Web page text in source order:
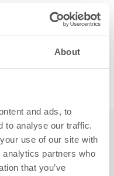
About
and ads, to
to analyse our traffic.
use of our site with
partners who
that you’ve
sekä takuuasiat.